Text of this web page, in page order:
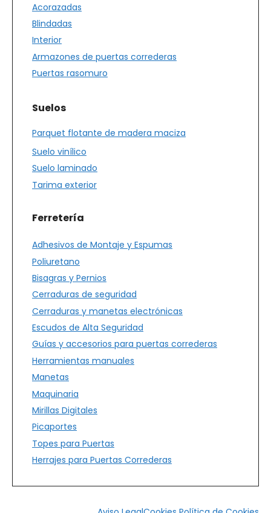
Acorazadas
Blindadas
Interior
Armazones de puertas correderas
Puertas rasomuro
Suelos
Parquet flotante de madera maciza
Suelo vinílico
Suelo laminado
Tarima exterior
Ferretería
Adhesivos de Montaje y Espumas
Poliuretano
Bisagras y Pernios
Cerraduras de seguridad
Cerraduras y manetas electrónicas
Escudos de Alta Seguridad
Guías y accesorios para puertas correderas
Herramientas manuales
Manetas
Maquinaria
Mirillas Digitales
Picaportes
Topes para Puertas
Herrajes para Puertas Correderas